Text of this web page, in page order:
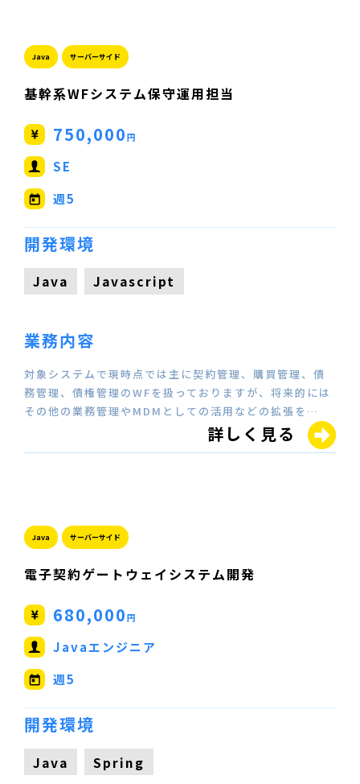
Java サーバーサイド
基幹系WFシステム保守運用担当
750,000円
SE
週5
開発環境
Java Javascript
業務内容
対象システムで現時点では主に契約管理、購買管理、債
務管理、債権管理のWFを扱っておりますが、将来的には
その他の業務管理やMDMとしての活用などの拡張を…
詳しく見る
Java サーバーサイド
電子契約ゲートウェイシステム開発
680,000円
Javaエンジニア
週5
開発環境
Java Spring